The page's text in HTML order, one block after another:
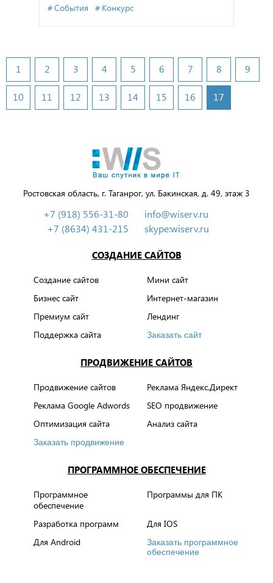
События Конкурс
1 2 3 4 5 6 7 8 9
10 11 12 13 14 15 16 17
Ростовская область, г. Таганрог, ул. Бакинская, д. 49, этаж 3
+7 (918) 556-31-80
+7 (8634) 431-215
info@wiserv.ru
skype:wiserv.ru
СОЗДАНИЕ САЙТОВ
Создание сайтов
Мини сайт
Бизнес сайт
Интернет-магазин
Премиум сайт
Лендинг
Поддержка сайта
Заказать сайт
ПРОДВИЖЕНИЕ САЙТОВ
Продвижение сайтов
Реклама Яндекс.Директ
Реклама Google Adwords
SEO продвижение
Оптимизация сайта
Анализ сайта
Заказать продвижение
ПРОГРАММНОЕ ОБЕСПЕЧЕНИЕ
Программное
обеспечение
Программы для ПК
Разработка программ
Для IOS
Для Android
Заказать программное
обеспечение